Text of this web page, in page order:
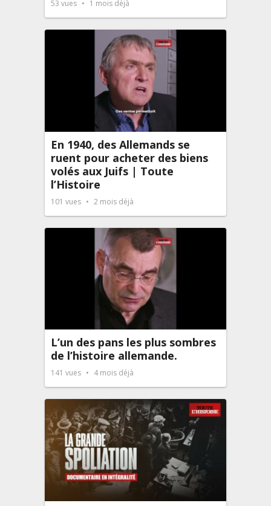
53 vues 1 mois déjà
En 1940, des Allemands se
ruent pour acheter des biens
volés aux Juifs | Toute
l’Histoire
101 vues 2 mois déjà
L’un des pans les plus sombres
de l’histoire allemande.
141 vues 4 mois déjà